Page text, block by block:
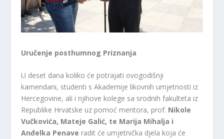
Uručenje posthumnog Priznanja
U deset dana koliko će potrajati ovogodišnji
kamendani, studenti s Akademije likovnih umjetnosti iz
Hercegovine, ali i njihove kolege sa srodnih fakulteta iz
Republike Hrvatske uz pomoć mentora, prof. Nikole
Vučkovića, Mateje Galić, te Marija Mihalja i
Anđelka Penave radit će umjetnička djela koja će